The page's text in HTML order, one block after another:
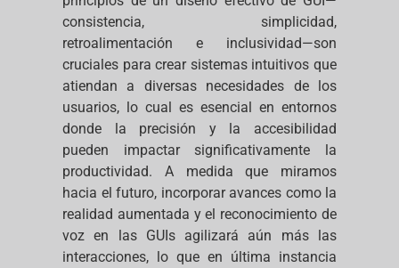
consistencia, simplicidad,
retroalimentación e inclusividad—son
cruciales para crear sistemas intuitivos que
atiendan a diversas necesidades de los
usuarios, lo cual es esencial en entornos
donde la precisión y la accesibilidad
pueden impactar significativamente la
productividad. A medida que miramos
hacia el futuro, incorporar avances como la
realidad aumentada y el reconocimiento de
voz en las GUIs agilizará aún más las
interacciones, lo que en última instancia